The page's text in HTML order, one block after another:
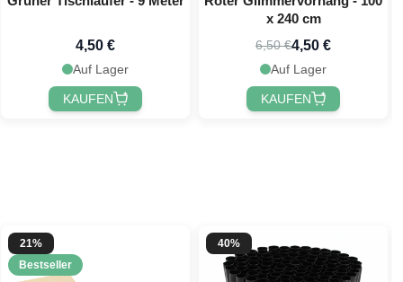
4,50 €
Auf Lager
KAUFEN
x 240 cm
6,50 €4,50 €
Auf Lager
KAUFEN
21%
Bestseller
40%